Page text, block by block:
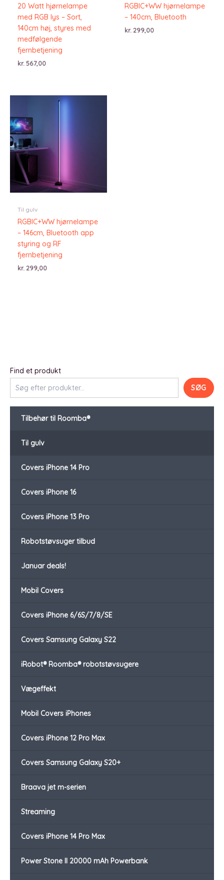
Find et produkt
SØG
Tilbehør til Roomba®
Til gulv
Covers iPhone 14 Pro
Covers iPhone 16
Covers iPhone 13 Pro
Robotstøvsuger tilbud
Januar deals!
Mobil Covers
Covers iPhone 6/6S/7/8/SE
Covers Samsung Galaxy S22
iRobot® Roomba® robotstøvsugere
Vægeffekt
Mobil Covers iPhones
Covers iPhone 12 Pro Max
Covers Samsung Galaxy S20+
Braava jet m-serien
Streaming
Covers iPhone 14 Pro Max
Power Stone II 20000 mAh Powerbank
20 Watt hjørnelampe
med RGB lys – Sort,
140cm høj, styres med
medfølgende
fjernbetjening
kr. 567,00
RGBIC+WW hjørnelampe
– 140cm, Bluetooth
kr. 299,00
Til gulv
RGBIC+WW hjørnelampe
– 146cm, Bluetooth app
styring og RF
fjernbetjening
kr.299,00